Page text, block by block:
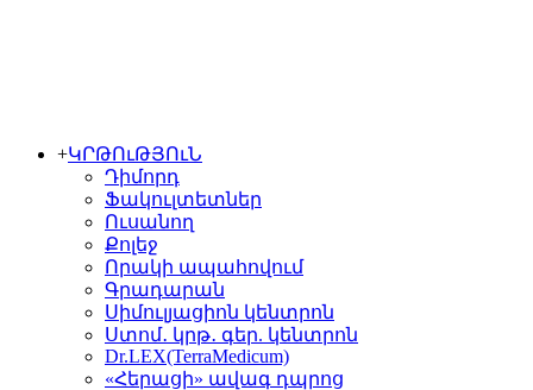
+ԿՐԹՈւԹՅՈւՆ
Դիմորդ
Ֆակուլտետներ
Ուսանող
Քոլեջ
Որակի ապահովում
Գրադարան
Սիմուլյացիոն կենտրոն
Ստոմ․ կրթ․ գեր. կենտրոն
Dr.LEX(TerraMedicum)
«Հերացի» ավագ դպրոց